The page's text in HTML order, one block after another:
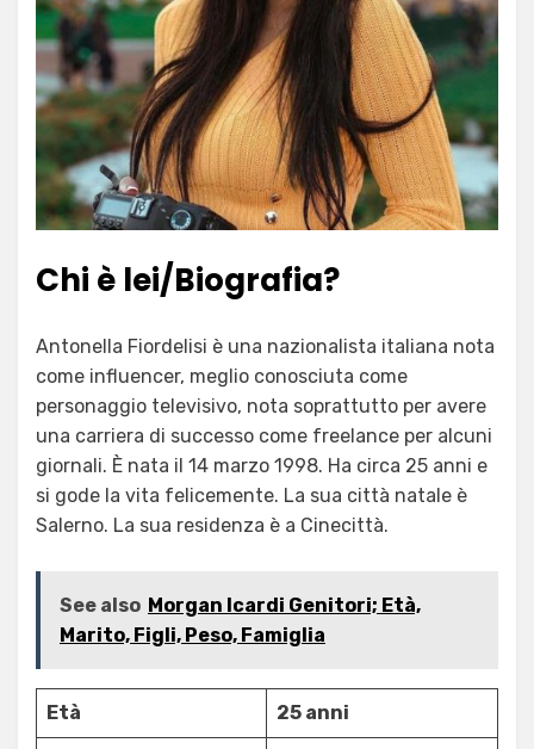
Chi è lei/Biografia?
Antonella Fiordelisi è una nazionalista italiana nota
come influencer, meglio conosciuta come
personaggio televisivo, nota soprattutto per avere
una carriera di successo come freelance per alcuni
giornali. È nata il 14 marzo 1998. Ha circa 25 anni e
si gode la vita felicemente. La sua città natale è
Salerno. La sua residenza è a Cinecittà.
See also Morgan Icardi Genitori; Età,
Marito, Figli, Peso, Famiglia
Età 25 anni